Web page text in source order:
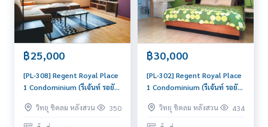
฿25,000
[PL-308] Regent Royal Place
1 Condominium (รีเจ้นท์ รอยัล
คอนโดมิเนียมให้เช่า 1 ห้องนอน
ใกล้ราชดำริ ดีลดี ราคาพิเศษ
วิทยุ ชิดลม หลังสวน 350
฿30,000
[PL-302] Regent Royal Place
1 Condominium (รีเจ้นท์ รอยัล
คอนโดมิเนียมให้เช่า 2 ห้องนอน
ใกล้ราชดำริ คอนโดให้เช่า ติดต่อ
วิทยุ ชิดลม หลังสวน 434